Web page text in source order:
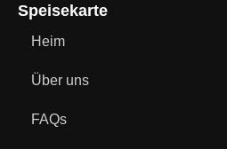
Speisekarte
Heim
Über uns
FAQs